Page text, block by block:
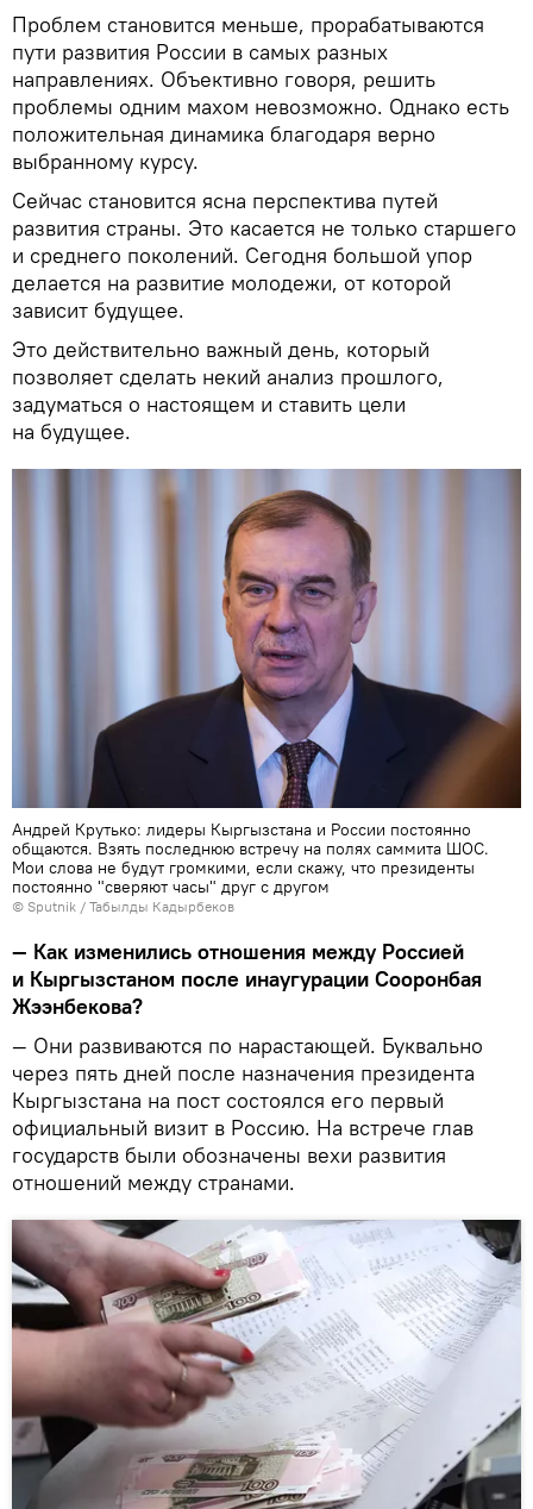
Проблем становится меньше, прорабатываются
пути развития России в самых разных
направлениях. Объективно говоря, решить
проблемы одним махом невозможно. Однако есть
положительная динамика благодаря верно
выбранному курсу.
Сейчас становится ясна перспектива путей
развития страны. Это касается не только старшего
и среднего поколений. Сегодня большой упор
делается на развитие молодежи, от которой
зависит будущее.
Это действительно важный день, который
позволяет сделать некий анализ прошлого,
задуматься о настоящем и ставить цели
на будущее.
Андрей Крутько: лидеры Кыргызстана и России постоянно
общаются. Взять последнюю встречу на полях саммита ШОС.
Мои слова не будут громкими, если скажу, что президенты
постоянно "сверяют часы" друг с другом
© Sputnik / Табылды Кадырбеков
— Как изменились отношения между Россией
и Кыргызстаном после инаугурации Сооронбая
Жээнбекова?
— Они развиваются по нарастающей. Буквально
через пять дней после назначения президента
Кыргызстана на пост состоялся его первый
официальный визит в Россию. На встрече глав
государств были обозначены вехи развития
отношений между странами.